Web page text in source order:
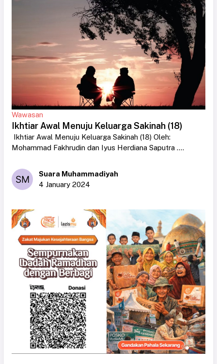
Wawasan
Ikhtiar Awal Menuju Keluarga Sakinah (18)
Ikhtiar Awal Menuju Keluarga Sakinah (18) Oleh:
Mohammad Fakhrudin dan Iyus Herdiana Saputra ....
Suara Muhammadiyah
4 January 2024